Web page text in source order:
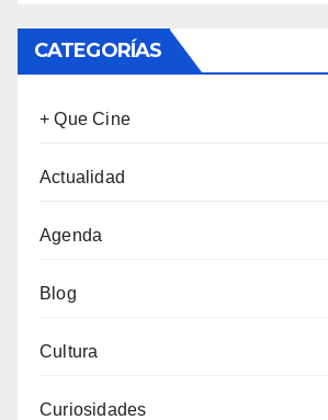
CATEGORÍAS
+ Que Cine
Actualidad
Agenda
Blog
Cultura
Curiosidades